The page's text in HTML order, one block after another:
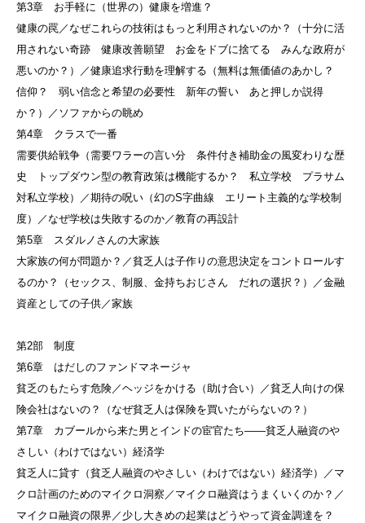
第3章 お手軽に（世界の）健康を増進？
健康の罠／なぜこれらの技術はもっと利用されないのか？（十分に活
用されない奇跡 健康改善願望 お金をドブに捨てる みんな政府が
悪いのか？）／健康追求行動を理解する（無料は無価値のあかし？
信仰？ 弱い信念と希望の必要性 新年の誓い あと押しか説得
か？）／ソファからの眺め
第4章 クラスで一番
需要供給戦争（需要ワラーの言い分 条件付き補助金の風変わりな歴
史 トップダウン型の教育政策は機能するか？ 私立学校 プラサム
対私立学校）／期待の呪い（幻のS字曲線 エリート主義的な学校制
度）／なぜ学校は失敗するのか／教育の再設計
第5章 スダルノさんの大家族
大家族の何が問題か？／貧乏人は子作りの意思決定をコントロールす
るのか？（セックス、制服、金持ちおじさん だれの選択？）／金融
資産としての子供／家族
第2部 制度
第6章 はだしのファンドマネージャ
貧乏のもたらす危険／ヘッジをかける（助け合い）／貧乏人向けの保
険会社はないの？（なぜ貧乏人は保険を買いたがらないの？）
第7章 カブールから来た男とインドの宦官たち——貧乏人融資のや
さしい（わけではない）経済学
貧乏人に貸す（貧乏人融資のやさしい（わけではない）経済学）／マ
クロ計画のためのマイクロ洞察／マイクロ融資はうまくいくのか？／
マイクロ融資の限界／少し大きめの起業はどうやって資金調達を？